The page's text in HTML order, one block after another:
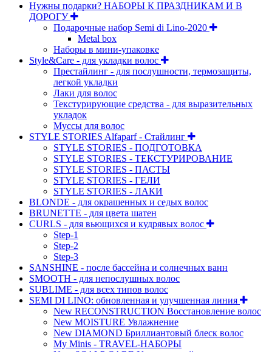
Нужны подарки? НАБОРЫ К ПРАЗДНИКАМ И В
ДОРОГУ
Подарочные набор Semi di Lino-2020
Metal box
Наборы в мини-упаковке
Style&Care - для укладки волос
Престайлинг - для послушности, термозащиты,
легкой укладки
Лаки для волос
Текстурирующие средства - для выразительных
укладок
Муссы для волос
STYLE STORIES Alfaparf - Стайлинг
STYLE STORIES - ПОДГОТОВКА
STYLE STORIES - ТЕКСТУРИРОВАНИЕ
STYLE STORIES - ПАСТЫ
STYLE STORIES - ГЕЛИ
STYLE STORIES - ЛАКИ
BLONDE - для окрашенных и седых волос
BRUNETTE - для цвета шатен
CURLS - для вьющихся и кудрявых волос
Step-1
Step-2
Step-3
SANSHINE - после бассейна и солнечных ванн
SMOOTH - для непослушных волос
SUBLIME - для всех типов волос
SEMI DI LINO: обновленная и улучшенная линия
New RECONSTRUCTION Восстановление волос
New MOISTURE Увлажнение
New DIAMOND Бриллиантовый блеск волос
My Minis - TRAVEL-НАБОРЫ